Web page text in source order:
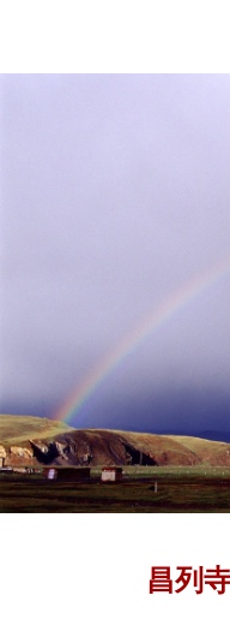
昌列